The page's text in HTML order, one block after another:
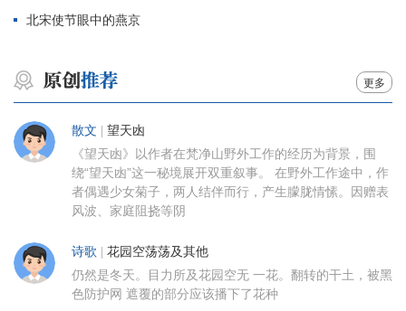
北宋使节眼中的燕京
更多
散文 望天凼
《望天凼》以作者在梵净山野外工作的经历为背景，围
绕“望天凼”这一秘境展开双重叙事。 在野外工作途中，作
者偶遇少女菊子，两人结伴而行，产生朦胧情愫。因赠表
风波、家庭阻挠等阴
诗歌 花园空荡荡及其他
仍然是冬天。目力所及花园空无 一花。翻转的干土，被黑
色防护网 遮覆的部分应该播下了花种